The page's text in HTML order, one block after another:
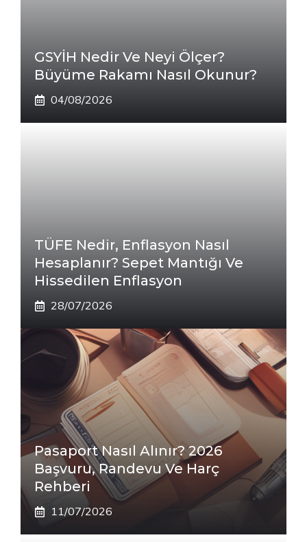
GSYİH Nedir Ve Neyi Ölçer?
Büyüme Rakamı Nasıl Okunur?
04/08/2026
TÜFE Nedir, Enflasyon Nasıl
Hesaplanır? Sepet Mantığı Ve
Hissedilen Enflasyon
28/07/2026
Pasaport Nasıl Alınır? 2026
Başvuru, Randevu Ve Harç
Rehberi
11/07/2026